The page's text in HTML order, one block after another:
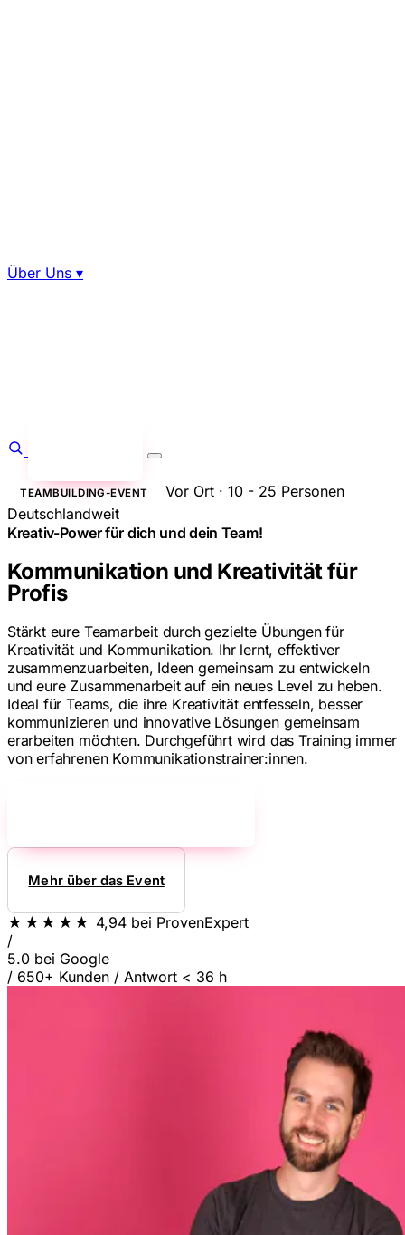
Über Uns ▾
TEAMBUILDING-EVENT
Vor Ort · 10 - 25 Personen
Deutschlandweit
Kreativ-Power für dich und dein Team!
Kommunikation und Kreativität für
Profis
Stärkt eure Teamarbeit durch gezielte Übungen für
Kreativität und Kommunikation. Ihr lernt, effektiver
zusammenzuarbeiten, Ideen gemeinsam zu entwickeln
und eure Zusammenarbeit auf ein neues Level zu heben.
Ideal für Teams, die ihre Kreativität entfesseln, besser
kommunizieren und innovative Lösungen gemeinsam
erarbeiten möchten. Durchgeführt wird das Training immer
von erfahrenen Kommunikationstrainer:innen.
Mehr über das Event
★★★★★ 4,94 bei ProvenExpert
/
5.0 bei Google
/ 650+ Kunden / Antwort < 36 h